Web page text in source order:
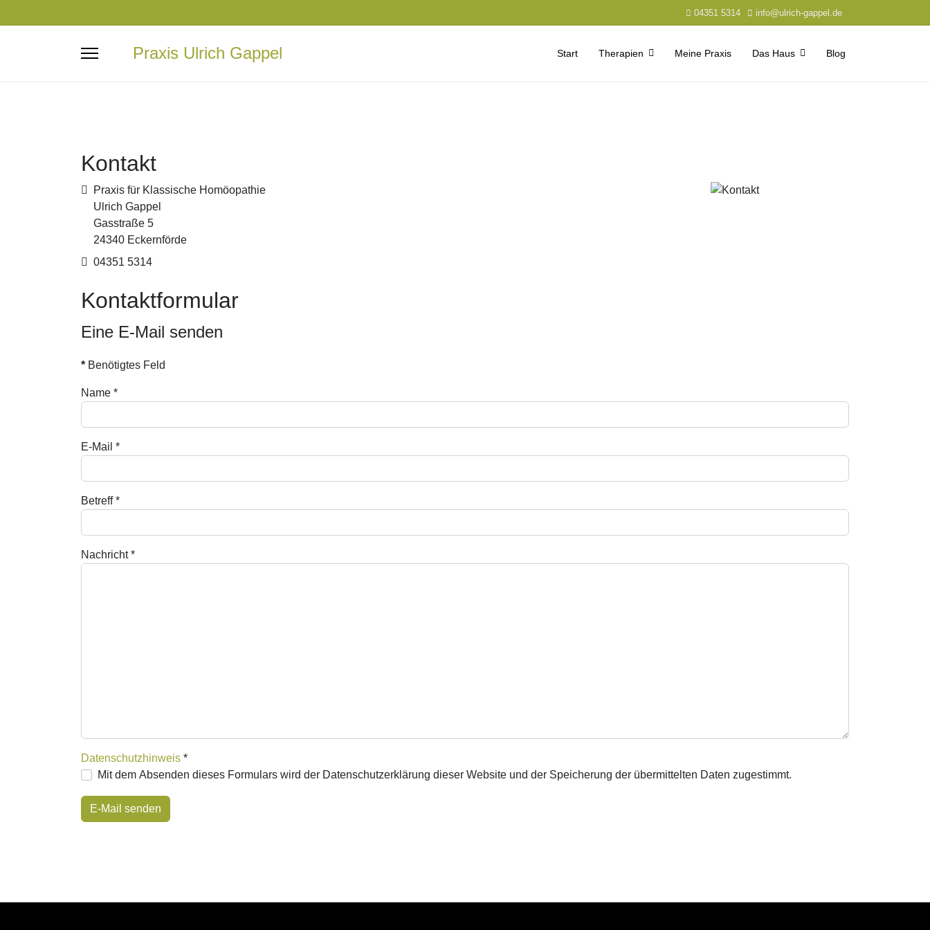
04351 5314 info@ulrich-gappel.de
Praxis Ulrich Gappel Start Therapien Meine Praxis Das Haus Blog
Kontakt
Adresse
Praxis für Klassische Homöopathie
Ulrich Gappel
Gasstraße 5
24340 Eckernförde
Telefon
04351 5314
Kontaktformular
Eine E-Mail senden
* Benötigtes Feld
Name *
E-Mail *
Betreff*
Nachricht*
Datenschutzhinweis *
Datenschutzhinweis
Mit dem Absenden dieses Formulars wird der Datenschutzerklärung dieser Website und der Speicherung der übermittelten Daten zugestimmt.
E-Mail senden